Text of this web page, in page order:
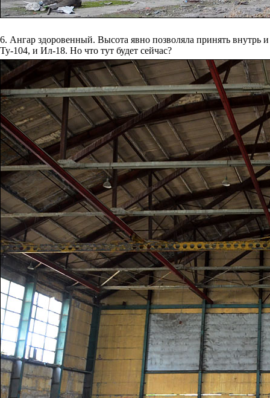
6. Ангар здоровенный. Высота явно позволяла принять внутрь и
Ту-104, и Ил-18. Но что тут будет сейчас?